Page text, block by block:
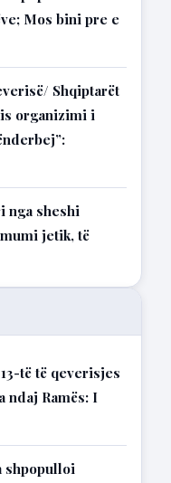
Mos bini pre e
Shqiptarët
organizimi i
nga sheshi
jetik, të
të të qeverisjes
ndaj Ramës: I
shpopulloi